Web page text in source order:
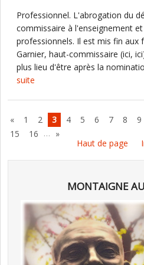
Professionnel. L'abrogation du
commissaire à l'enseignement
professionnels. Il est mis fin aux
Garnier, haut-commissaire (ici,
plus lieu d'être après la
suite
« 1 2 3 4 5 6 7 8 9
15
16 … »
Haut de page
MONTAIGNE